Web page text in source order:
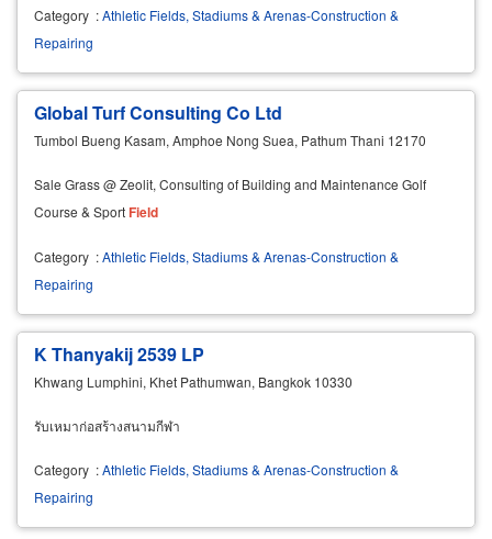
Category :Athletic Fields, Stadiums & Arenas-Construction &
Repairing
Global Turf Consulting Co Ltd
Tumbol Bueng Kasam, Amphoe Nong Suea, Pathum Thani 12170
Sale Grass @ Zeolit, Consulting of Building and Maintenance Golf
Course & SportField
Category :Athletic Fields, Stadiums & Arenas-Construction &
Repairing
K Thanyakij 2539 LP
Khwang Lumphini, Khet Pathumwan, Bangkok 10330
รับเหมาก่อสร้างสนามกีฬา
Category :Athletic Fields, Stadiums & Arenas-Construction &
Repairing